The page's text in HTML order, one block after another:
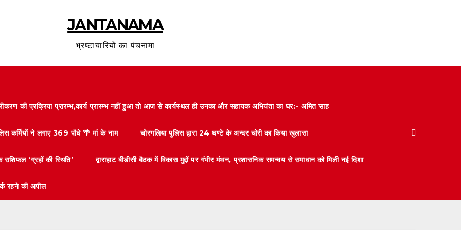
JANTANAMA
भ्रष्टाचारियों का पंचनामा
की प्रक्रिया प्रारम्भ,कार्य प्रारम्भ नहीं हुआ तो आज से कार्यस्थल ही उनका और सहायक अभियंता का घर:- अमित साह
कर्मियों ने लगाए 369 पौधे 🌴 मां के नाम चोरगलिया पुलिस द्वारा 24 घण्टे के अन्दर चोरी का किया खुलासा
‘ग्रहों की स्थिति’ द्वाराहाट बीडीसी बैठक में विकास मुद्दों पर गंभीर मंथन, प्रशासनिक समन्वय से समाधान को मिली नई दिशा
रहने की अपील